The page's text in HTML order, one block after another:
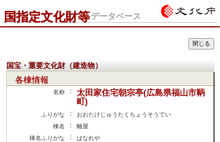
国指定文化財等データベース
国宝・重要文化財（建造物）
各棟情報
名称 ：
太田家住宅朝宗亭(広島県福山市鞆
町)
ふりがな ：
おおたけじゅうたくちょうそうてい
棟名
：
離屋
棟名ふりがな
： はなれや